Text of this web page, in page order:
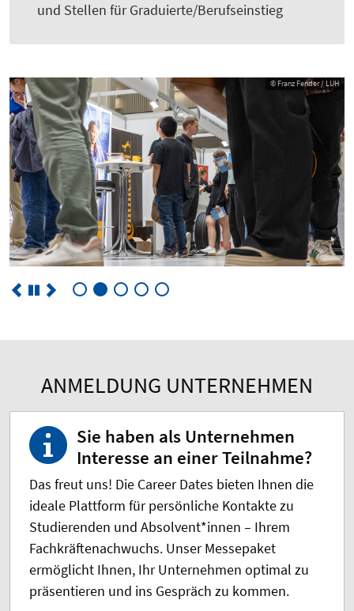
und Stellen für Graduierte/Berufseinstieg
© Franz Fender / LUH
© Franz Fender / LUH
ANMELDUNG UNTERNEHMEN
Sie haben als Unternehmen
Interesse an einer Teilnahme?
Das freut uns! Die Career Dates bieten Ihnen die
ideale Plattform für persönliche Kontakte zu
Studierenden und Absolvent*innen – Ihrem
Fachkräftenachwuchs. Unser Messepaket
ermöglicht Ihnen, Ihr Unternehmen optimal zu
präsentieren und ins Gespräch zu kommen.